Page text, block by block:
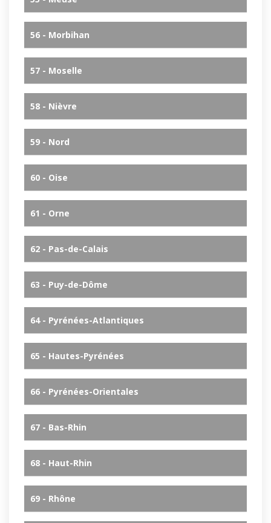
56 - Morbihan
57 - Moselle
58 - Nièvre
59 - Nord
60 - Oise
61 - Orne
62 - Pas-de-Calais
63 - Puy-de-Dôme
64 - Pyrénées-Atlantiques
65 - Hautes-Pyrénées
66 - Pyrénées-Orientales
67 - Bas-Rhin
68 - Haut-Rhin
69 - Rhône